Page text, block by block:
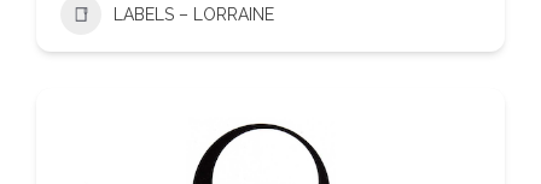
LABELS – LORRAINE